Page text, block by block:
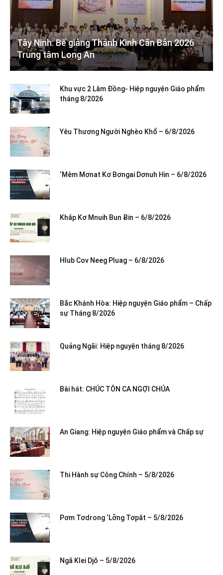
Tây Ninh: Bế giảng Thánh Kinh Căn Bản 2026
Trung tâm Long An
Khu vực 2 Lâm Đồng- Hiệp nguyện Giáo phẩm
tháng 8/2026
Yêu Thương Người Nghèo Khổ – 6/8/2026
‘Mêm Mơnat Kơ Bơngai Dơnuh Hin – 6/8/2026
Khăp Kơ Mnuih Bun Ƀin – 6/8/2026
Hlub Cov Neeg Pluag – 6/8/2026
Bắc Khánh Hòa: Hiệp nguyện Giáo phẩm – Chấp
sự Tháng 8/2026
Quảng Ngãi: Hiệp nguyện tháng 8/2026
Bài hát: CHÚC TÔN CA NGỢI CHÚA
An Giang: Hiệp nguyện Giáo phẩm và Chấp sự
Thi Hành sự Công Chính – 5/8/2026
Pơm Tơdrong ‘Lơ̆ng Tơpăt – 5/8/2026
Ngă Klei Djŏ – 5/8/2026